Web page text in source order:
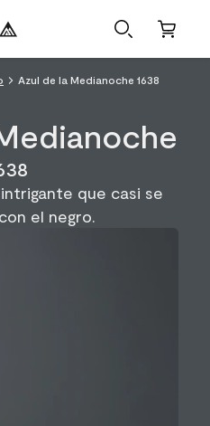
Azul de la Medianoche 1638
que casi se
el negro.